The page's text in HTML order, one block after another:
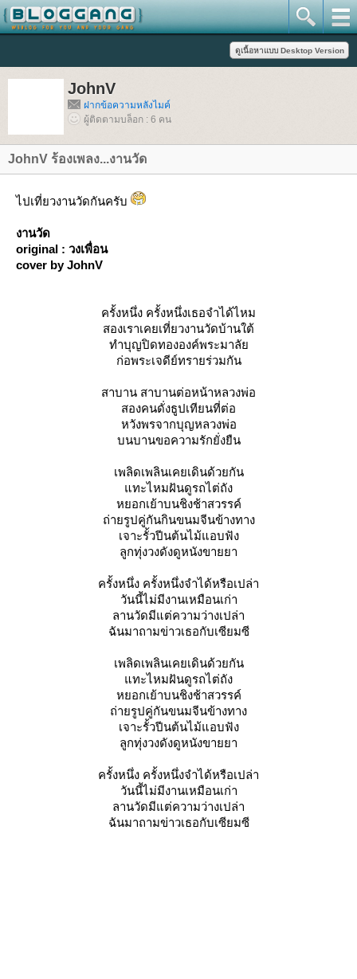
JohnV
ฝากข้อความหลังไมค์
ผู้ติดตามบล็อก : 6 คน
JohnV ร้องเพลง...งานวัด
ไปเที่ยวงานวัดกันครับ
งานวัด
original : วงเพื่อน
cover by JohnV
ครั้งหนึ่ง ครั้งหนึ่งเธอจำได้ไหม
สองเราเคยเที่ยวงานวัดบ้านใต้
ทำบุญปิดทององค์พระมาลั
ก่อพระเจดีย์ทรายร่วมกัน
สาบาน สาบานต่อหน้าหลวงพ่อ
สองคนดั่งธูปเทียนที่ต่อ
หวังพรจากบุญหลวงพ่อ
บนบานขอความรักยั่งยืน
เพลิดเพลินเคยเดินด้วยกัน
ทะไหมฝันดูรถไต่ถัง
หยอกเย้าบนชิงช้าสวรรค์
ถ่ายรูปคู่กันกินขนมจีนข้างทาง
เจาะรั้วปีนต้นไม้แอบฟัง
ลูกทุ่งวงดังดูหนังขายยา
ครั้งหนึ่ง ครั้งหนึ่งจำได้หรือเปล่า
วันนี้ไม่มีงานเหมือนเก่า
ลานวัดมีแต่ความว่างเปล่า
ฉันมาถามข่าวเธอกับเซียมซี
เพลิดเพลินเคยเดินด้วยกัน
ทะไหมฝันดูรถไต่ถัง
หยอกเย้าบนชิงช้าสวรรค์
ถ่ายรูปคู่กันขนมจีนข้างทาง
เจาะรั้วปีนต้นไม้แอบฟัง
ลูกทุ่งวงดังดูหนังขายยา
ครั้งหนึ่ง ครั้งหนึ่งจำได้หรือเปล่า
วันนี้ไม่มีงานเหมือนเก่า
ลานวัดมีแต่ความว่างเปล่า
ฉันมาถามข่าวเธอกับเซียมซี